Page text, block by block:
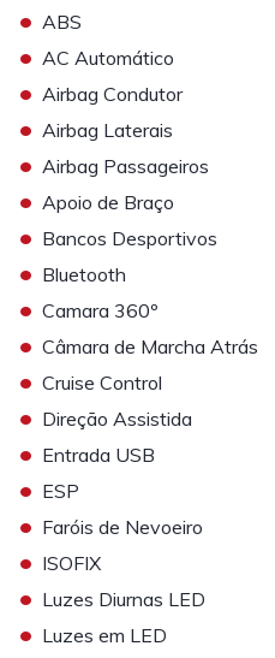
• ABS
• AC Automático
• Airbag Condutor
• Airbag Laterais
• Airbag Passageiros
• Apoio de Braço
• Bancos Desportivos
• Bluetooth
• Camara 360º
• Câmara de Marcha Atrás
• Cruise Control
• Direção Assistida
• Entrada USB
• ESP
• Faróis de Nevoeiro
• ISOFIX
• Luzes Diurnas LED
• Luzes em LED